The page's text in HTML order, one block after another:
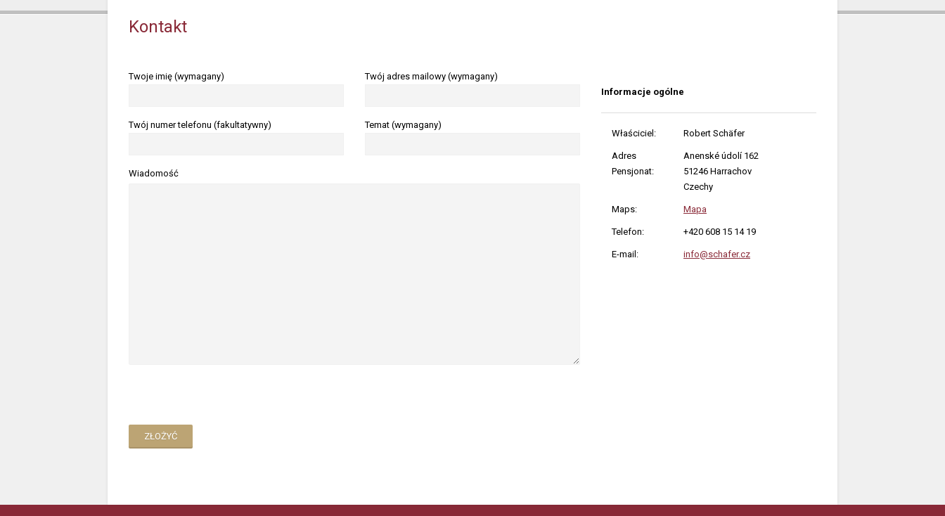
Kontakt
Twoje imię (wymagany) Twój adres mailowy (wymagany)
Twój numer telefonu (fakultatywny) Temat (wymagany)
Wiadomość
Informacje ogólne
Właściciel: Robert Schäfer
Adres
Pensjonat:
Anenské údolí 162
51246 Harrachov
Czechy
Maps: Mapa
Telefon: +420 608 15 14 19
E-mail: info@schafer.cz